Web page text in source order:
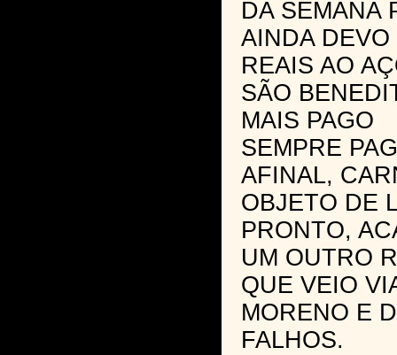
DA SEMANA
AINDA
REAIS AO
SÃO
MAIS PAGO
SEMPRE
AFINAL,
OBJETO DE
PRONTO,
UM OUTRO
QUE VEIO
MORENO E
FALHOS.